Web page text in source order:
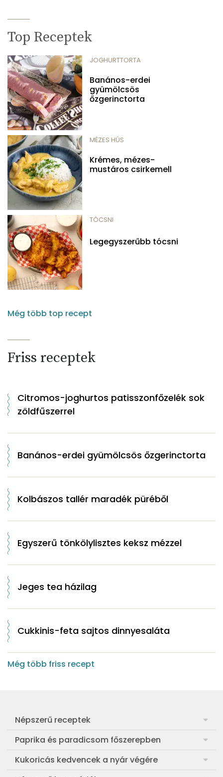
Top Receptek
JOGHURTTORTA
Banános-erdei
gyümölcsös
őzgerinctorta
MÉZES HÚS
Krémes, mézes-
mustáros csirkemell
TÓCSNI
Legegyszerűbb tócsni
Még több top recept
Friss receptek
Citromos-joghurtos patisszonfőzelék sok
zöldfűszerrel
Banános-erdei gyümölcsös őzgerinctorta
Kolbászos tallér maradék püréből
Egyszerű tönkölylisztes keksz mézzel
Jeges tea házilag
Cukkinis-feta sajtos dinnyesaláta
Még több friss recept
Népszerű receptek
Frankfurti leves
Egyszerű muffin
Aranygaluska
Paprika és paradicsom főszerepben
Pan con Tomate
Paradicsom és paprika eltevése télre
Kukoricás kedvencek a nyár végére